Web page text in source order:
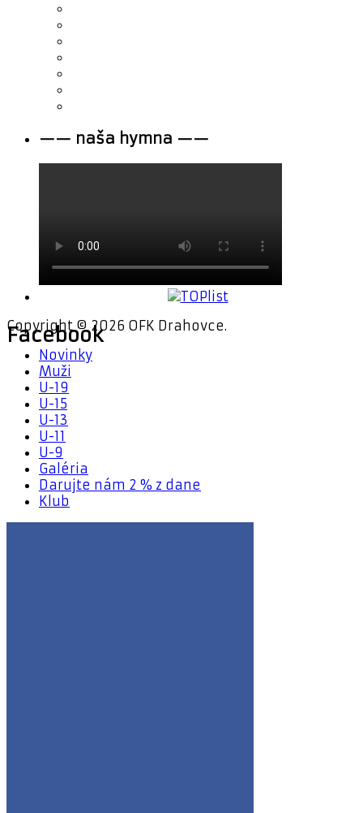
—— naša hymna ——
Copyright © 2026 OFK Drahovce.
Novinky
Muži
U-19
U-15
U-13
U-11
U-9
Galéria
Darujte nám 2 % z dane
Klub
Facebook